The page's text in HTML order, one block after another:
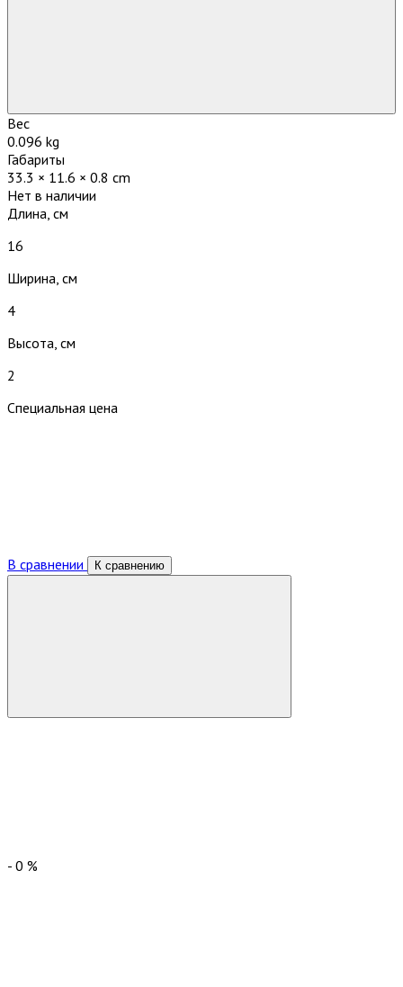
Вес
0.096 kg
Габариты
33.3 × 11.6 × 0.8 cm
Нет в наличии
Длина, см
16
Ширина, см
4
Высота, см
2
Специальная цена
В сравнении К сравнению
- 0 %